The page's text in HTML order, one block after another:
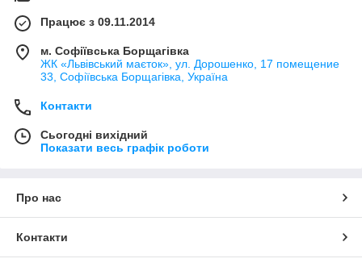
Працює з 09.11.2014
м. Софіївська Борщагівка
ЖК «Львівський маєток», ул. Дорошенко, 17 помещение
33, Софіївська Борщагівка, Україна
Контакти
Сьогодні вихідний
Показати весь графік роботи
Про нас
Контакти